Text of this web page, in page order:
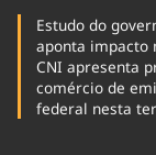
Estudo do
aponta impacto
CNI apresenta
comércio de
federal nesta